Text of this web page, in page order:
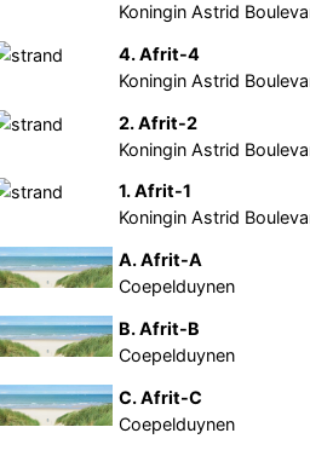
Koningin Astrid
4. Afrit-4
Koningin Astrid
2. Afrit-2
Koningin Astrid
1. Afrit-1
Koningin Astrid
A. Afrit-A
Coepelduynen
B. Afrit-B
Coepelduynen
C. Afrit-C
Coepelduynen